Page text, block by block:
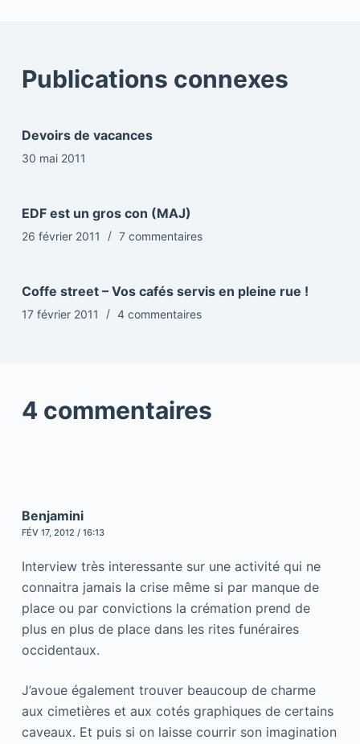
Publications connexes
Devoirs de vacances
30 mai 2011
EDF est un gros con (MAJ)
26 février 2011 7 commentaires
Coffe street – Vos cafés servis en pleine rue !
17 février 2011 4 commentaires
4 commentaires
Benjamini
FÉV 17, 2012 / 16:13
Interview très interessante sur une activité qui ne
connaitra jamais la crise même si par manque de
place ou par convictions la crémation prend de
plus en plus de place dans les rites funéraires
occidentaux.
J’avoue également trouver beaucoup de charme
aux cimetières et aux cotés graphiques de certains
caveaux. Et puis si on laisse courrir son imagination